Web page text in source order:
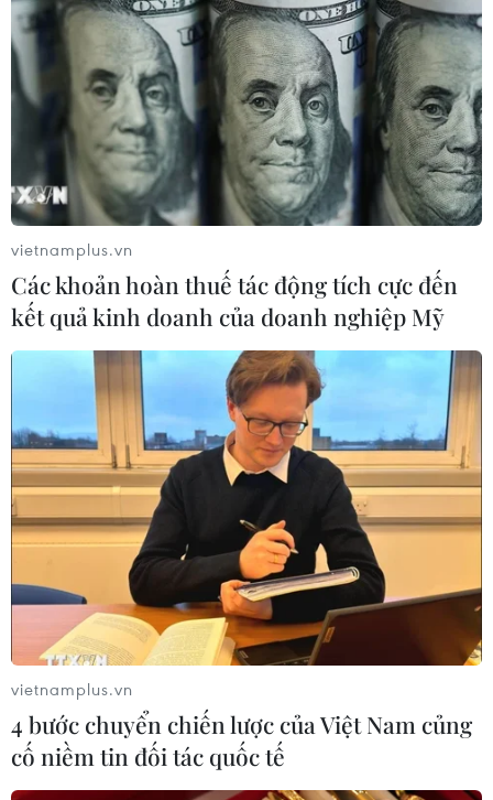
vietnamplus.vn
Các khoản hoàn thuế tác động tích cực đến
kết quả kinh doanh của doanh nghiệp Mỹ
vietnamplus.vn
4 bước chuyển chiến lược của Việt Nam củng
cố niềm tin đối tác quốc tế